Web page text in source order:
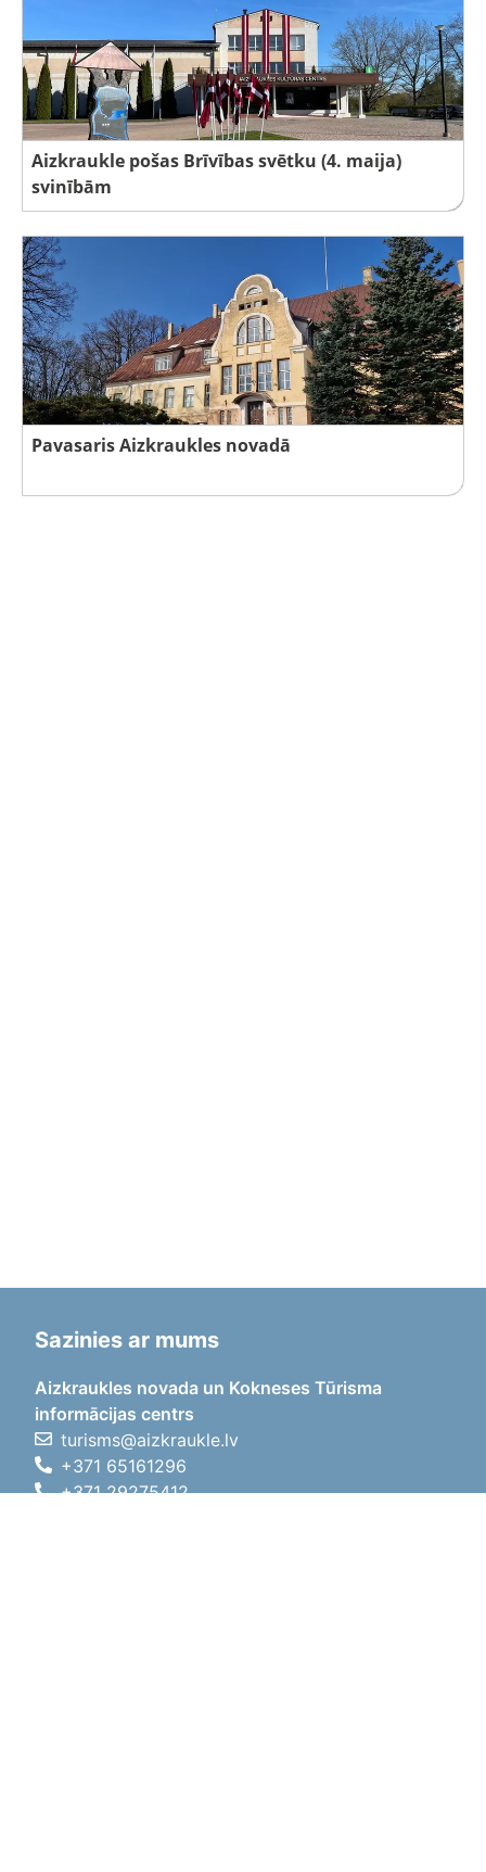
Aizkraukle pošas Brīvības svētku (4. maija)
svinībām
Pavasaris Aizkraukles novadā
Sazinies ar mums
Aizkraukles novada un Kokneses Tūrisma
informācijas centrs
turisms@aizkraukle.lv
+371 65161296
+371 29275412